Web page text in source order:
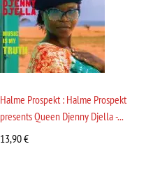
Halme Prospekt : Halme Prospekt
presents Queen Djenny Djella -...
13,90€